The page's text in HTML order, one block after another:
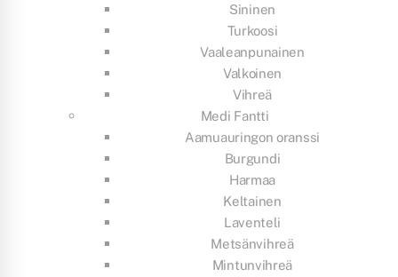
Sininen
Turkoosi
Vaaleanpunainen
Valkoinen
Vihreä
Medi Fantti
Aamuauringon oranssi
Burgundi
Harmaa
Keltainen
Laventeli
Metsänvihreä
Mintunvihreä